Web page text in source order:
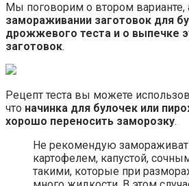
Мы поговорим о втором варианте,
замораживании заготовок для
дрожжевого теста и о выпечке
заготовок.
Рецепт теста вы можете
что начинка для булочек или
хорошо переносить заморозку.
Не рекомендую
картофелем, капустой,
такими, которые при